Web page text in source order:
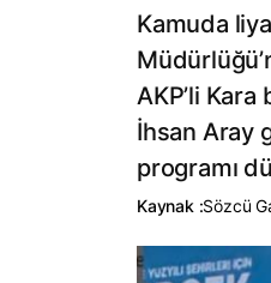
Kamuda
AKP’li
İhsan Aray
programı
Kaynak :Sözcü